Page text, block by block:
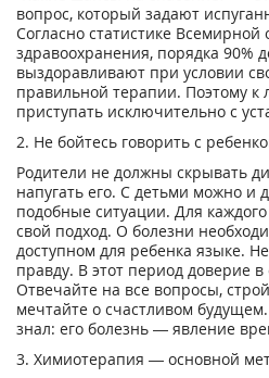
вопрос, который задают
Согласно статистике Всемирной
здравоохранения, порядка 90%
выздоравливают при условии
правильной терапии. Поэтому
приступать исключительно с
2. Не бойтесь говорить с
Родители не должны скрывать
напугать его. С детьми можно и
подобные ситуации. Для
свой подход. О болезни
доступном для ребенка языке.
правду. В этот период доверие
Отвечайте на все вопросы,
мечтайте о счастливом
знал: его болезнь — явление
3. Химиотерапия — основной